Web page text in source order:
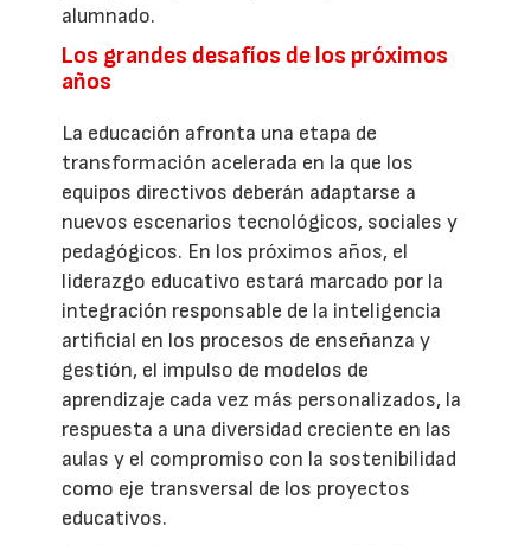
alumnado.
Los grandes desafíos de los próximos
años
La educación afronta una etapa de
transformación acelerada en la que los
equipos directivos deberán adaptarse a
nuevos escenarios tecnológicos, sociales y
pedagógicos. En los próximos años, el
liderazgo educativo estará marcado por la
integración responsable de la inteligencia
artificial en los procesos de enseñanza y
gestión, el impulso de modelos de
aprendizaje cada vez más personalizados, la
respuesta a una diversidad creciente en las
aulas y el compromiso con la sostenibilidad
como eje transversal de los proyectos
educativos.